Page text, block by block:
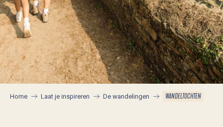
Home Laat je inspireren De wandelingen WANDELTOCHTEN